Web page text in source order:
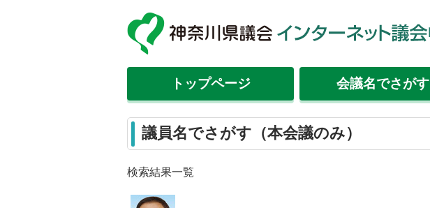
トップページ 会議名でさがす
議員名でさがす（本会議のみ）
検索結果一覧